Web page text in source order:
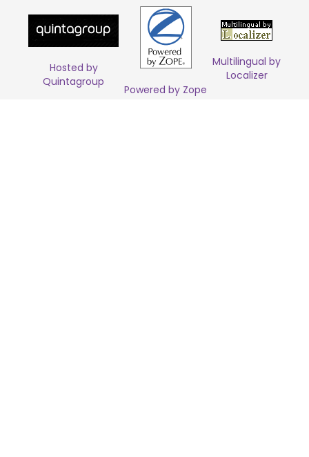
Hosted by
Quintagroup
Powered by Zope
Multilingual by
Localizer